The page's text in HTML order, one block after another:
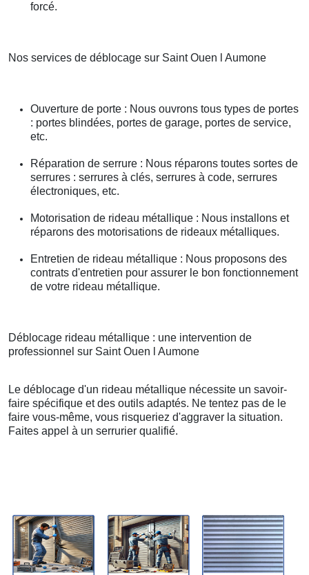
forcé.
Nos services de déblocage sur Saint Ouen l Aumone
Ouverture de porte : Nous ouvrons tous types de portes
: portes blindées, portes de garage, portes de service,
etc.
Réparation de serrure : Nous réparons toutes sortes de
serrures : serrures à clés, serrures à code, serrures
électroniques, etc.
Motorisation de rideau métallique : Nous installons et
réparons des motorisations de rideaux métalliques.
Entretien de rideau métallique : Nous proposons des
contrats d'entretien pour assurer le bon fonctionnement
de votre rideau métallique.
Déblocage rideau métallique : une intervention de
professionnel sur Saint Ouen l Aumone
Le déblocage d'un rideau métallique nécessite un savoir-
faire spécifique et des outils adaptés. Ne tentez pas de le
faire vous-même, vous risqueriez d'aggraver la situation.
Faites appel à un serrurier qualifié.